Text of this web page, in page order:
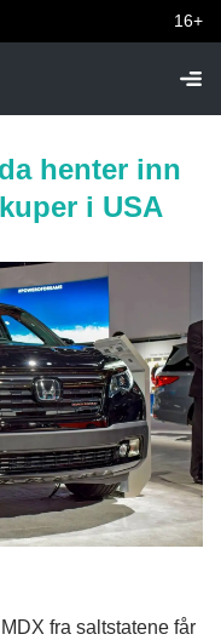
16+
henter inn
i USA
fra saltstatene får